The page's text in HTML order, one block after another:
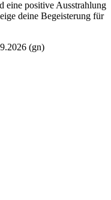
eine positive Ausstrahlung
deine Begeisterung für
(gn)